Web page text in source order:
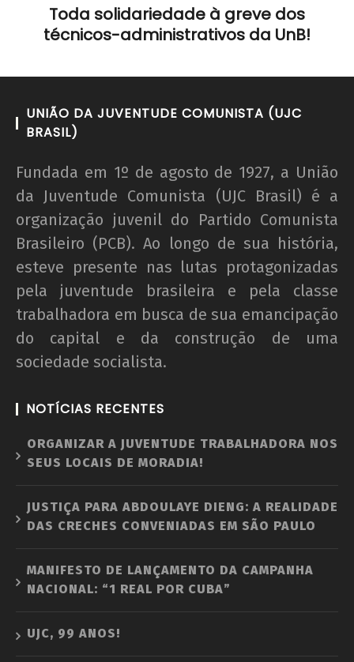
Toda solidariedade à greve dos
técnicos-administrativos da UnB!
UNIÃO DA JUVENTUDE COMUNISTA (UJC
BRASIL)
Fundada em 1º de agosto de 1927, a União
da Juventude Comunista (UJC Brasil) é a
organização juvenil do Partido Comunista
Brasileiro (PCB). Ao longo de sua história,
esteve presente nas lutas protagonizadas
pela juventude brasileira e pela classe
trabalhadora em busca de sua emancipação
do capital e da construção de uma
sociedade socialista.
NOTÍCIAS RECENTES
ORGANIZAR A JUVENTUDE TRABALHADORA NOS
SEUS LOCAIS DE MORADIA!
JUSTIÇA PARA ABDOULAYE DIENG: A REALIDADE
DAS CRECHES CONVENIADAS EM SÃO PAULO
MANIFESTO DE LANÇAMENTO DA CAMPANHA
NACIONAL: “1 REAL POR CUBA”
UJC, 99 ANOS!